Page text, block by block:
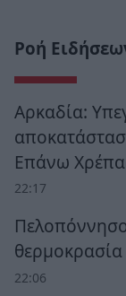
Ροή
Αρκαδία:
Επάνω
22:17
22:06